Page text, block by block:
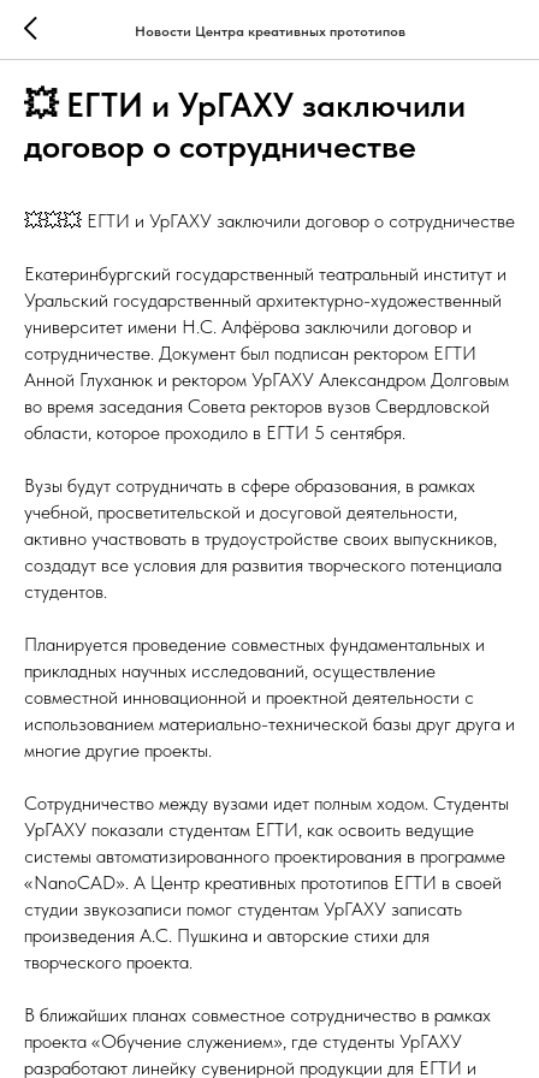
Новости Центра креативных прототипов
💥 ЕГТИ и УрГАХУ заключили
договор о сотрудничестве
💥💥💥 ЕГТИ и УрГАХУ заключили договор о сотрудничестве
Екатеринбургский государственный театральный институт и
Уральский государственный архитектурно-художественный
университет имени Н.С. Алфёрова заключили договор и
сотрудничестве. Документ был подписан ректором ЕГТИ
Анной Глуханюк и ректором УрГАХУ Александром Долговым
во время заседания Совета ректоров вузов Свердловской
области, которое проходило в ЕГТИ 5 сентября.
Вузы будут сотрудничать в сфере образования, в рамках
учебной, просветительской и досуговой деятельности,
активно участвовать в трудоустройстве своих выпускников,
создадут все условия для развития творческого потенциала
студентов.
Планируется проведение совместных фундаментальных и
прикладных научных исследований, осуществление
совместной инновационной и проектной деятельности с
использованием материально-технической базы друг друга и
многие другие проекты.
Сотрудничество между вузами идет полным ходом. Студенты
УрГАХУ показали студентам ЕГТИ, как освоить ведущие
системы автоматизированного проектирования в программе
«NanoCAD». А Центр креативных прототипов ЕГТИ в своей
студии звукозаписи помог студентам УрГАХУ записать
произведения А.С. Пушкина и авторские стихи для
творческого проекта.
В ближайших планах совместное сотрудничество в рамках
проекта «Обучение служением», где студенты УрГАХУ
разработают линейку сувенирной продукции для ЕГТИ и